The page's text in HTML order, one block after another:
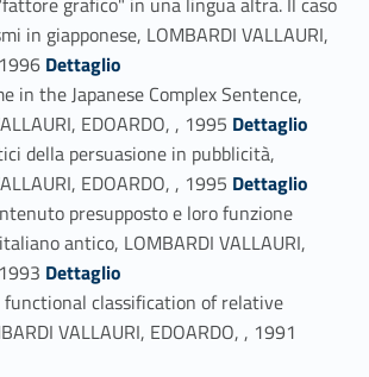
in giapponese, LOMBARDI VALLAURI,
Link identifier #identifier_person_22972-139
Dettaglio
in the Japanese Complex Sentence,
EDOARDO, , 1995 Link identifier #identifier_person_100670-140
Dettaglio
della persuasione in pubblicità,
EDOARDO, , 1995 Link identifier #identifier_person_32407-141
Dettaglio
presupposto e loro funzione
antico, LOMBARDI VALLAURI,
Link identifier #identifier_person_189559-142
Dettaglio
classification of relative
VALLAURI, EDOARDO, , 1991